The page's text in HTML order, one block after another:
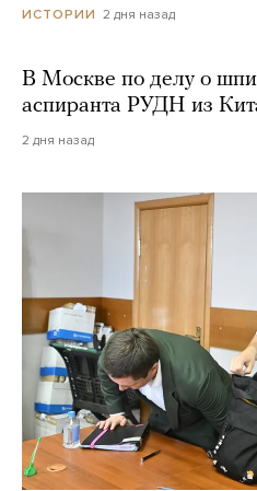
ИСТОРИИ 2 дня назад
В Москве по делу о
аспиранта РУДН из
2 дня назад